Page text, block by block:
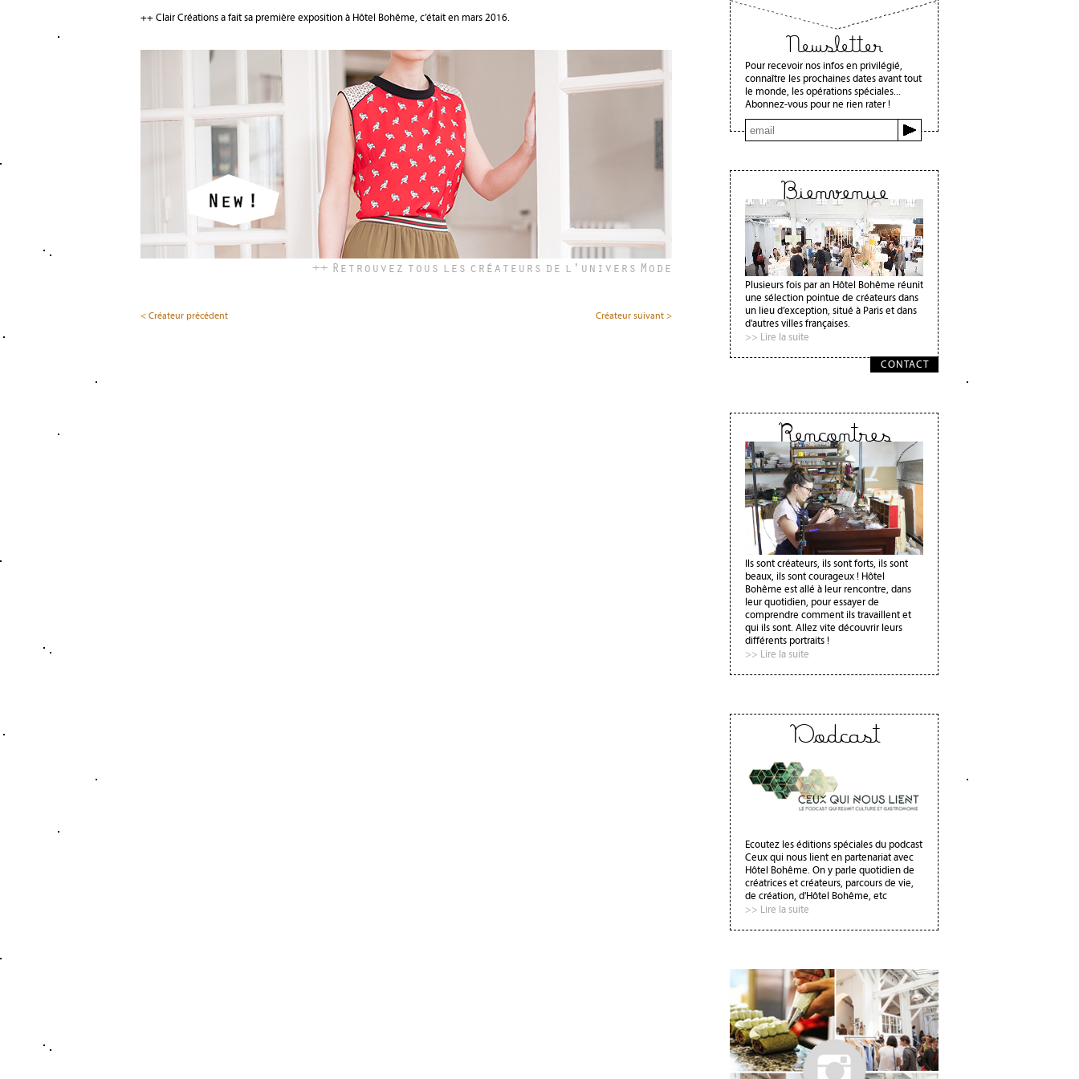
++ Clair Créations a fait sa première exposition à Hôtel Bohême, c’était en mars 2016.
++ Retrouvez tous les créateurs de l'univers Mode
< Créateur précédent Créateur suivant >
Newsletter
Pour recevoir nos infos en privilégié,
connaître les prochaines dates avant tout
le monde, les opérations spéciales...
Abonnez-vous pour ne rien rater !
Bienvenue
Plusieurs fois par an Hôtel Bohême réunit
une sélection pointue de créateurs dans
un lieu d’exception, situé à Paris et dans
d'autres villes françaises.
>> Lire la suite
CONTACT
Rencontres
Ils sont créateurs, ils sont forts, ils sont
beaux, ils sont courageux ! Hôtel
Bohême est allé à leur rencontre, dans
leur quotidien, pour essayer de
comprendre comment ils travaillent et
qui ils sont. Allez vite découvrir leurs
différents portraits !
>> Lire la suite
Podcast
Ecoutez les éditions spéciales du podcast
Ceux qui nous lient en partenariat avec
Hôtel Bohême. On y parle quotidien de
créatrices et créateurs, parcours de vie,
de création, d'Hôtel Bohême, etc
>> Lire la suite